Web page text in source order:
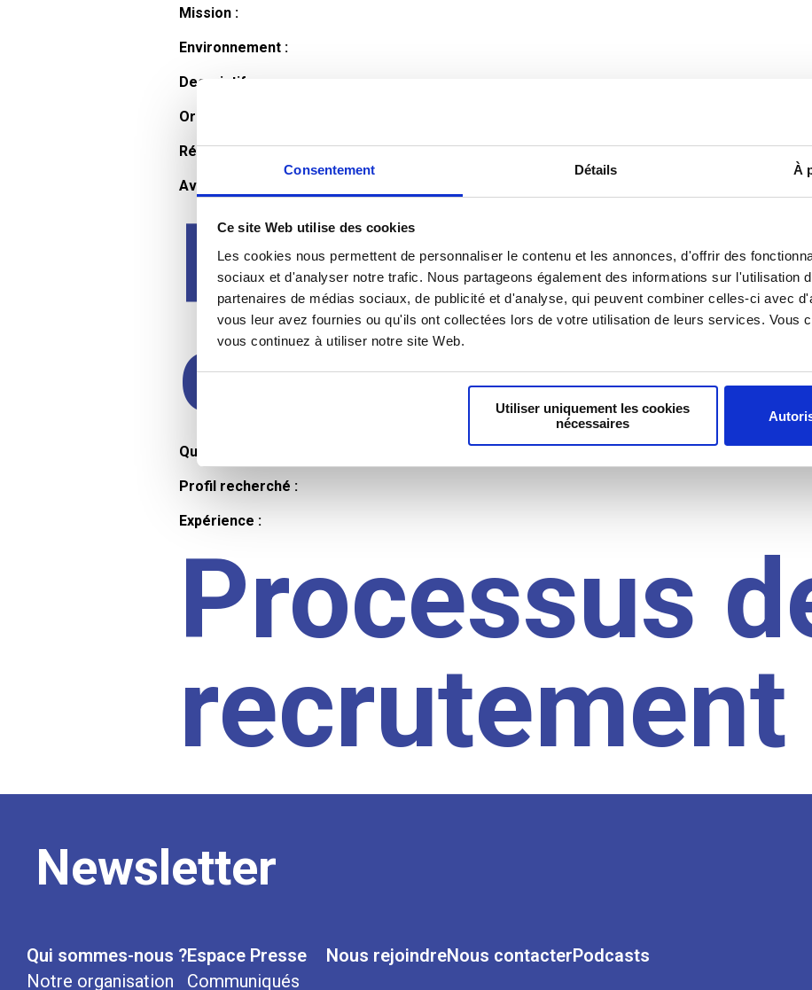
Consentement Détails À
Ce site Web utilise des cookies
Les cookies nous permettent de personnaliser le contenu et les annonces, d'offrir des
sociaux et d'analyser notre trafic. Nous partageons également des informations sur l'utilisation
partenaires de médias sociaux, de publicité et d'analyse, qui peuvent combiner celles-ci avec
vous leur avez fournies ou qu'ils ont collectées lors de votre utilisation de leurs services. Vous
vous continuez à utiliser notre site Web.
Utiliser uniquement les cookies
nécessaires
Mission :
Environnement :
Descriptif :
Organisation et horaires :
Rémunération :
Avantages :
Profil du
candidat
Qualifications et diplômes :
Profil recherché :
Expérience :
Processus
recrutement
Newsletter
Qui sommes-nous ?
Notre organisation
Espace Presse
Communiqués
Nous rejoindreNous contacterPodcasts